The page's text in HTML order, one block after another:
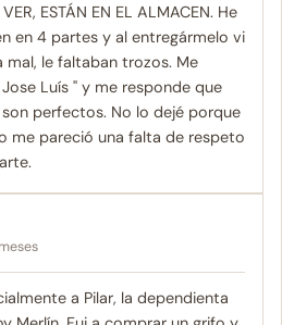
ESTÁN EN EL ALMACEN. He
en 4 partes y al entregármelo vi
mal, le faltaban trozos. Me
Luís " y me responde que
perfectos. No lo dejé porque
me pareció una falta de respeto
a Pilar, la dependienta